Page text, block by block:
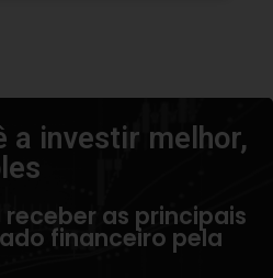
a investir melhor,
as principais
financeiro pela